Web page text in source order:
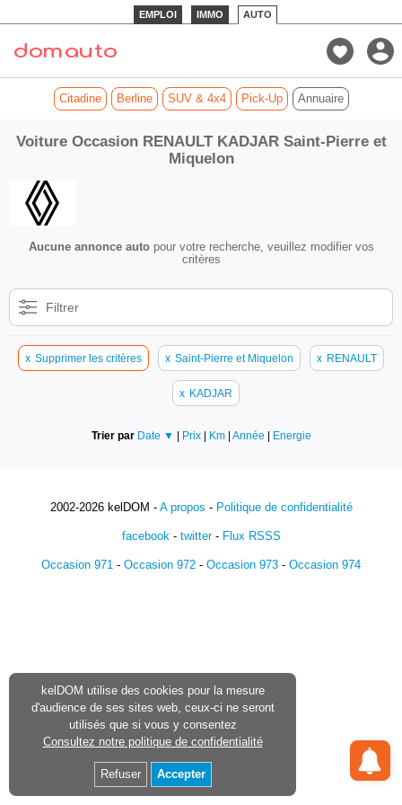
EMPLOI IMMO AUTO
Citadine Berline SUV & 4x4 Pick-Up Annuaire
Voiture Occasion RENAULT KADJAR Saint-Pierre et
Miquelon
Aucune annonce autopour votre recherche, veuillez modifier vos
critères
Filtrer
x Supprimer les critères x Saint-Pierre et Miquelon x RENAULT
x KADJAR
Trier par Date ▼ | Prix | Km | Année | Energie
2002-2026 kelDOM - A propos - Politique de confidentialité
facebook- twitter- Flux RSSS
Occasion 971 - Occasion 972 - Occasion 973 - Occasion 974
kelDOM utilise des cookies pour la mesure
d'audience de ses sites web, ceux-ci ne seront
utilisés que si vous y consentez
Consultez notre politique de confidentialité
Refuser Accepter